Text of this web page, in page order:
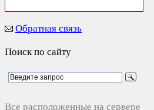
Обратная связь
Поиск по сайту
Все расположенные на сервере